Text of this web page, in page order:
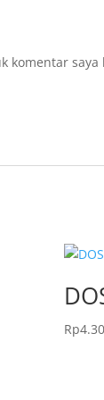
komentar saya
Rp